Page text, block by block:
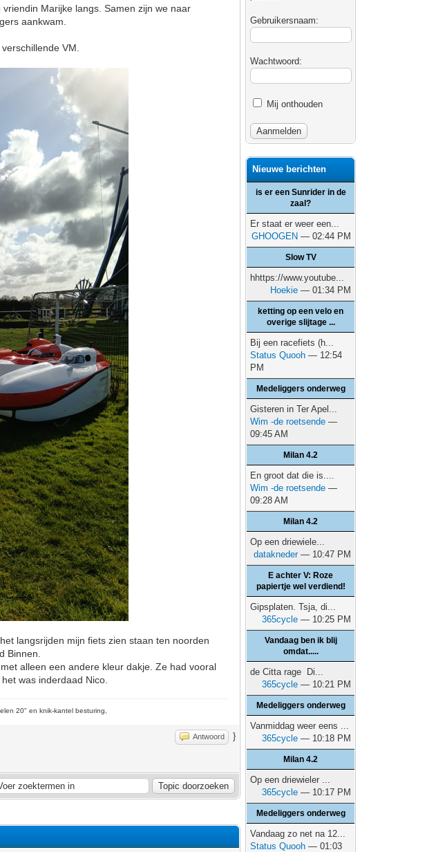
Marijke langs. Samen zijn we naar
aankwam.
VM.
langsrijden mijn fiets zien staan ten noorden
Binnen.
alleen een andere kleur dakje. Ze had vooral
was inderdaad Nico.
20" en knik-kantel besturing,
Antwoord }
Gebruikersnaam:
Wachtwoord:
Mij onthouden
Nieuwe berichten
is er een Sunrider in de
zaal?
Er staat er weer een...
GHOOGEN — 02:44 PM
Slow TV
hhttps://www.youtube...
Hoekie — 01:34 PM
ketting op een velo en
overige slijtage ...
Bij een racefiets (h...
Status Quooh — 12:54
PM
Medeliggers onderweg
Gisteren in Ter Apel...
Wim -de roetsende —
09:45 AM
Milan 4.2
En groot dat die is....
Wim -de roetsende —
09:28 AM
Milan 4.2
Op een driewiele...
datakneder— 10:47 PM
E achter V: Roze
papiertje wel verdiend!
Gipsplaten. Tsja, di...
365cycle — 10:25 PM
Vandaag ben ik blij
omdat.....
de Citta rage Di...
365cycle — 10:21 PM
Medeliggers onderweg
Vanmiddag weer eens ...
365cycle — 10:18 PM
Milan 4.2
Op een driewieler ...
365cycle — 10:17 PM
Medeliggers onderweg
Vandaag zo net na 12...
Status Quooh — 01:03